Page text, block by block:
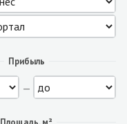
Прибыль
—